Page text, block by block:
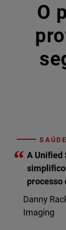
O
SAÚDE
“ A Unified
processo
Danny
Imaging